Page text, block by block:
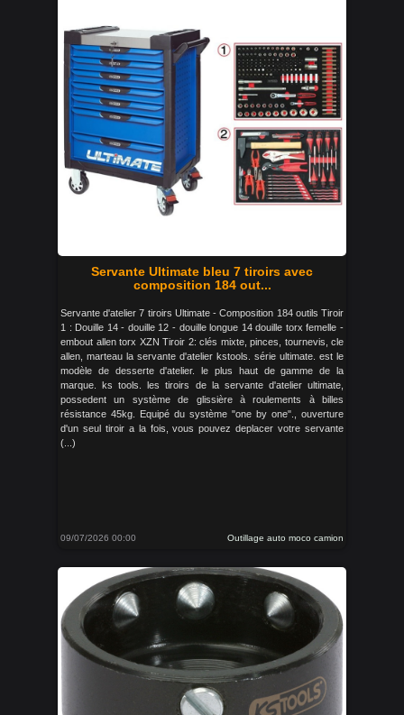
Servante Ultimate bleu 7 tiroirs avec
composition 184 out...
Servante d'atelier 7 tiroirs Ultimate - Composition 184 outils Tiroir
1 : Douille 14 - douille 12 - douille longue 14 douille torx femelle -
embout allen torx XZN Tiroir 2: clés mixte, pinces, tournevis, cle
allen, marteau la servante d'atelier kstools. série ultimate. est le
modèle de desserte d'atelier. le plus haut de gamme de la
marque. ks tools. les tiroirs de la servante d'atelier ultimate,
possedent un système de glissière à roulements à billes
résistance 45kg. Equipé du système "one by one"., ouverture
d'un seul tiroir a la fois, vous pouvez deplacer votre servante
(...)
09/07/2026 00:00 Outillage auto moco camion